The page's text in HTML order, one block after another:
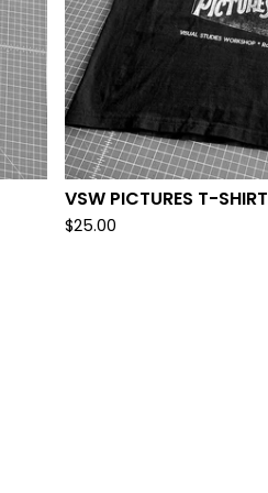
VSW PICTURES T-SHIRT
$25.00